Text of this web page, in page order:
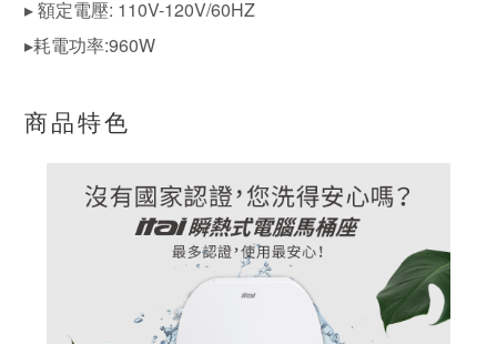
▸ 額定電壓: 110V-120V/60HZ
▸耗電功率:960W
商品特色